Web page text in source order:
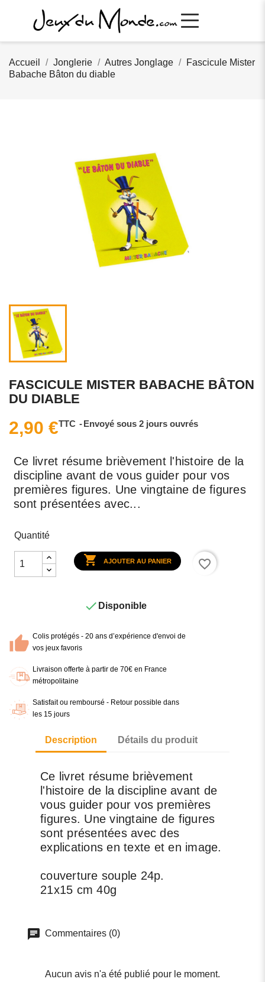
Accueil Jonglerie Autres Jonglage
Fascicule Mister
Babache Bâton du diable
FASCICULE MISTER BABACHE BÂTON
DU DIABLE
2,90 €TTC Envoyé sous 2 jours ouvrés
Ce livret résume brièvement l'histoire de la
discipline avant de vous guider pour vos
premières figures. Une vingtaine de figures
sont présentées avec...
Quantité
 AJOUTER AU PANIER favorite_border
 Disponible
Colis protégés - 20 ans d’expérience d'envoi de
vos jeux favoris
Livraison offerte à partir de 70€ en France
métropolitaine
Satisfait ou remboursé - Retour possible dans
les 15 jours
Description Détails du produit
Ce livret résume brièvement
l'histoire de la discipline avant de
vous guider pour vos premières
figures. Une vingtaine de figures
sont présentées avec des
explications en texte et en image.
couverture souple 24p.
21x15 cm 40g
Commentaires (0)
Aucun avis n'a été publié pour le moment.